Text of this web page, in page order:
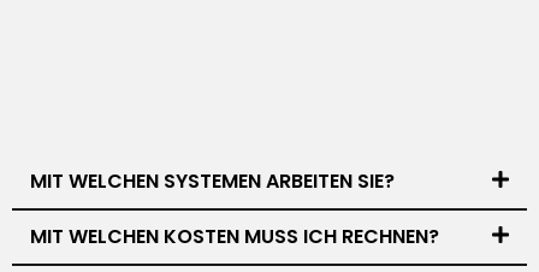
MIT WELCHEN SYSTEMEN ARBEITEN SIE?
MIT WELCHEN KOSTEN MUSS ICH RECHNEN?